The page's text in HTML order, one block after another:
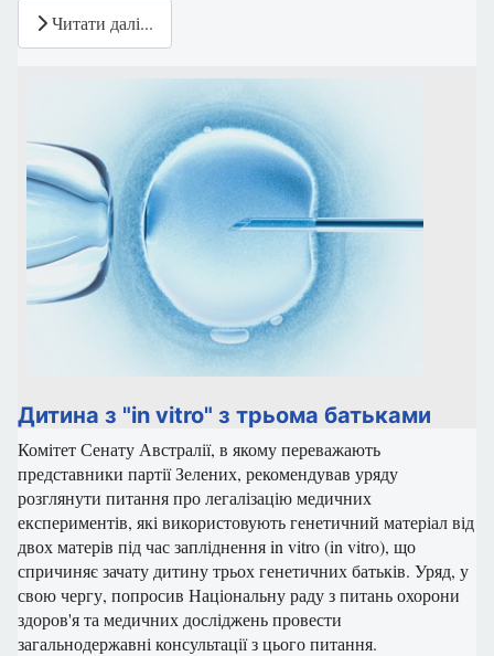
Читати далі...
Дитина з "in vitro" з трьома батьками
Комітет Сенату Австралії, в якому переважають
представники партії Зелених, рекомендував уряду
розглянути питання про легалізацію медичних
експериментів, які використовують генетичний матеріал від
двох матерів під час запліднення in vitro (in vitro), що
спричиняє зачату дитину трьох генетичних батьків. Уряд, у
свою чергу, попросив Національну раду з питань охорони
здоров'я та медичних досліджень провести
загальнодержавні консультації з цього питання.